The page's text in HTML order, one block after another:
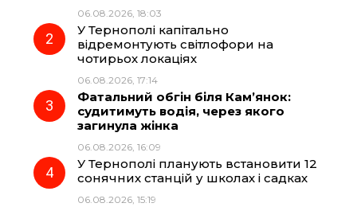
o
k
r
a
m
A
06.08.2026, 18:03
У Тернополі капітально
відремонтують світлофори на
чотирьох локаціях
06.08.2026, 17:14
Фатальний обгін біля Кам’янок:
судитимуть водія, через якого
загинула жінка
06.08.2026, 16:09
У Тернополі планують встановити 12
сонячних станцій у школах і садках
06.08.2026, 15:19